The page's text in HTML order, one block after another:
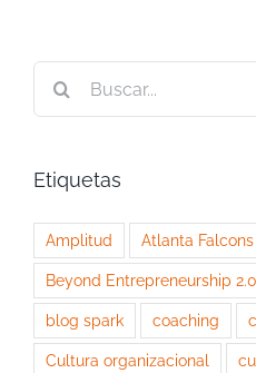
Etiquetas
Amplitud Atlanta Falcons
Beyond Entrepreneurship 2.0
blog spark coaching
Cultura organizacional